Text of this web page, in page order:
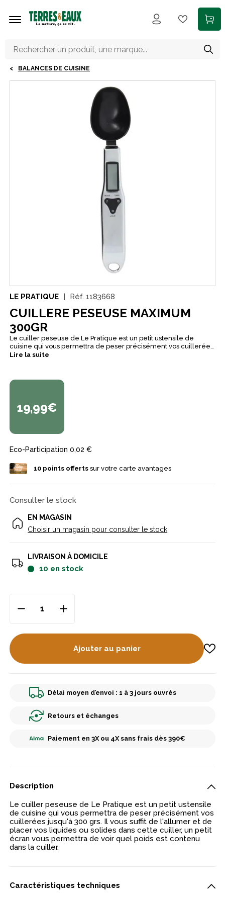
BALANCES DE CUISINE
LE PRATIQUE Réf. 1183668
CUILLERE PESEUSE MAXIMUM
300GR
Le cuiller peseuse de Le Pratique est un petit ustensile de
cuisine qui vous permettra de peser précisément vos cuillerées
jusqu'à 300 grs. Il vous suffit de l'allumer et de placer vos
Lire la suite
19,99€
Eco-Participation 0,02 €
10points offertssur votre carte avantages
Consulter le stock
EN MAGASIN
Choisir un magasin pour consulter le stock
LIVRAISON À DOMICILE
10 en stock
Ajouter au panier
Délai moyen d’envoi : 1 à 3 jours ouvrés
Retours et échanges
Paiement en 3X ou 4X sans frais dès 390€
Description
Le cuiller peseuse de Le Pratique est un petit ustensile
de cuisine qui vous permettra de peser précisément vos
cuillerées jusqu'à 300 grs. Il vous suffit de l'allumer et de
placer vos liquides ou solides dans cette cuiller, un petit
écran vous permettra de voir quel poids est contenu
dans la cuiller.
Caractéristiques techniques